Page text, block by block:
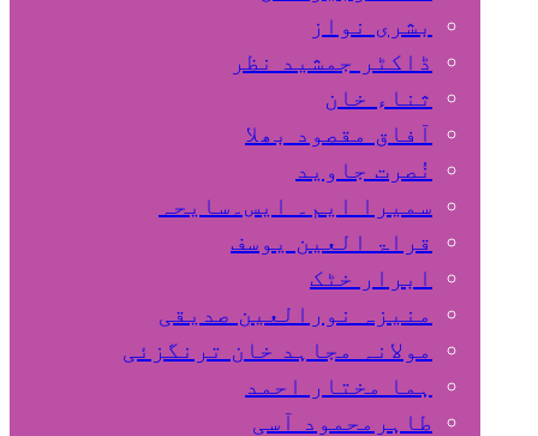
بشری نواز
ڈاکٹر جمشید نظر
ثناء خان
آفاق مقصود بھلا
نُصرت جاوید
سمیرا ایم۔ ایس۔سایحہ
قراۃ العین یوسف
ابرار خٹک
منیزہ نورالعین صدیقی
مولانہ مجاہد خان ترنگزئی
ہما مختار احمد
طاہرمحمود آسی